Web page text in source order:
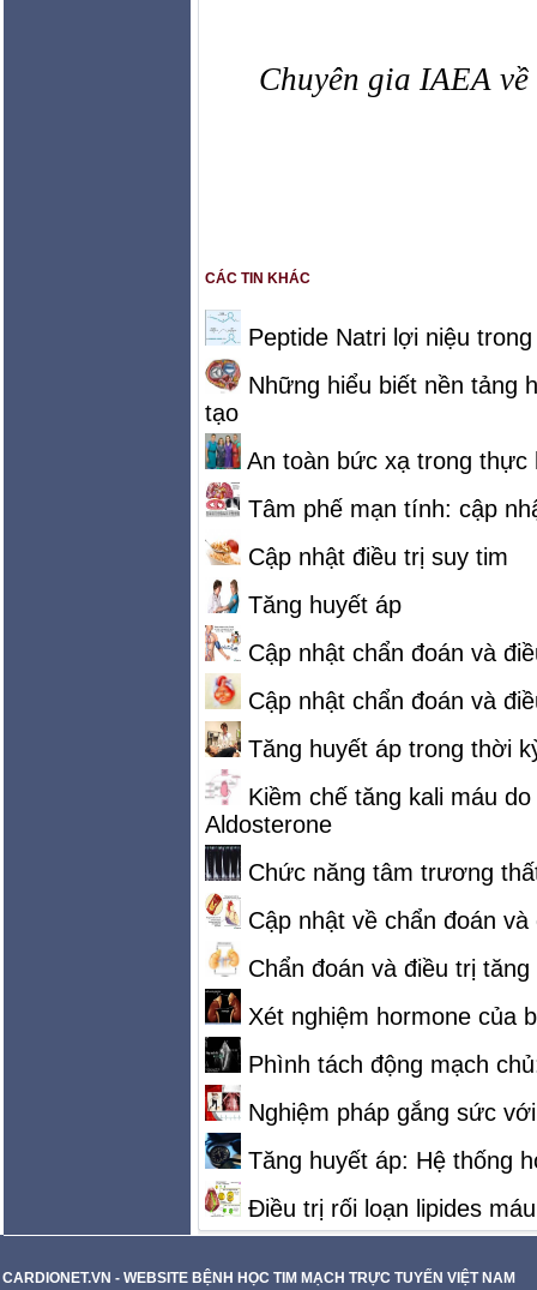
Chuyên gia IAEA
CÁC TIN KHÁC
Peptide Natri lợi niệu
Những hiểu biết nền tảng
tạo
An toàn bức xạ trong thực
Tâm phế mạn tính: cập
Cập nhật điều trị suy tim
Tăng huyết áp
Cập nhật chẩn đoán và
Cập nhật chẩn đoán và
Tăng huyết áp trong thời
Kiềm chế tăng kali máu
Aldosterone
Chức năng tâm trương
Cập nhật về chẩn đoán
Chẩn đoán và điều trị
Xét nghiệm hormone của
Phình tách động mạch
Nghiệm pháp gắng sức
Tăng huyết áp: Hệ thống
Điều trị rối loạn lipides máu
CARDIONET.VN - WEBSITE BỆNH HỌC TIM MẠCH TRỰC TUYẾN VIỆT NAM